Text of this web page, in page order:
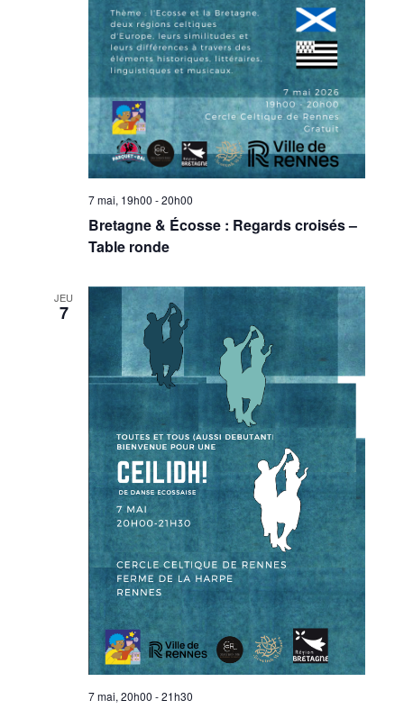
7 mai, 19h00 -20h00
Bretagne & Écosse : Regards croisés –
Table ronde
JEU
7
7 mai, 20h00 -21h30